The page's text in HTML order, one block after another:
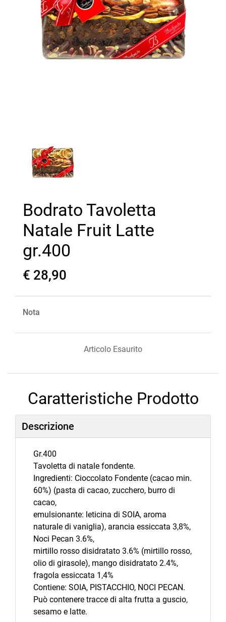
Bodrato Tavoletta
Natale Fruit Latte
gr.400
€ 28,90
Nota
Articolo Esaurito
Caratteristiche Prodotto
Descrizione
Gr.400
Tavoletta di natale fondente.
Ingredienti: Cioccolato Fondente (cacao min.
60%) (pasta di cacao, zucchero, burro di
cacao,
emulsionante: leticina di SOIA, aroma
naturale di vaniglia), arancia essiccata 3,8%,
Noci Pecan 3.6%,
mirtillo rosso disidratato 3.6% (mirtillo rosso,
olio di girasole), mango disidratato 2.4%,
fragola essiccata 1,4%
Contiene: SOIA, PISTACCHIO, NOCI PECAN.
Può contenere tracce di alta frutta a guscio,
sesamo e latte.